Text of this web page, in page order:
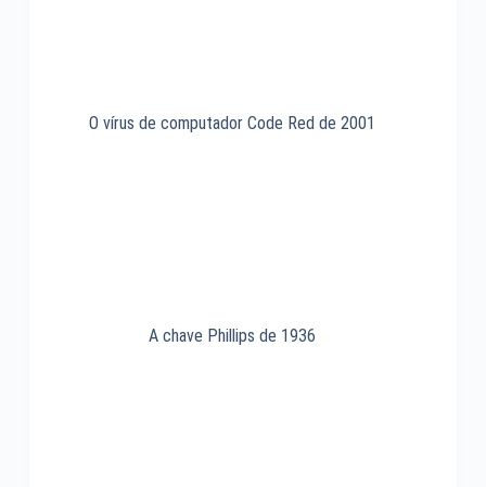
O vírus de computador Code Red de 2001
A chave Phillips de 1936